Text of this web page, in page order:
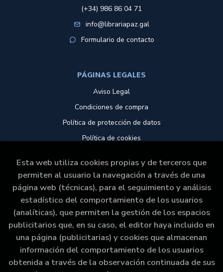
(+34) 986 86 04 71
info@librariapaz.gal
Formulario de contacto
PÁGINAS LEGALES
Aviso Legal
Condiciones de compra
Política de protección de datos
Política de cookies
ATENCIÓN AL CLIENTE
Quiénes somos
Pedidos Especiales
Formulario de desistencia
Esta web utiliza cookies propias y de terceros que
permiten al usuario la navegación a través de una
página web (técnicas), para el seguimiento y análisis
estadístico del comportamiento de los usuarios
(analíticas), que permiten la gestión de los espacios
publicitarios que, en su caso, el editor haya incluido en
una página (publicitarias) y cookies que almacenan
información del comportamiento de los usuarios
obtenida a través de la observación continuada de sus